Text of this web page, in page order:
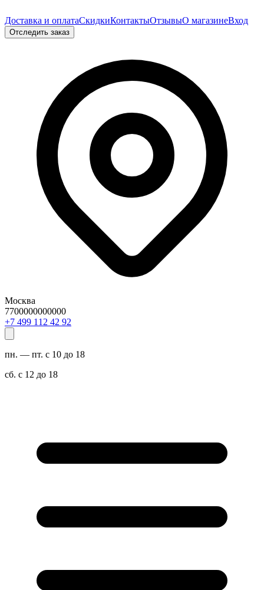
Доставка и оплатаСкидкиКонтактыОтзывыО магазинеВход
Отследить заказ
Москва
7700000000000
29 24 211 994 7+
пн. — пт. с 10 до 18
сб. с 12 до 18